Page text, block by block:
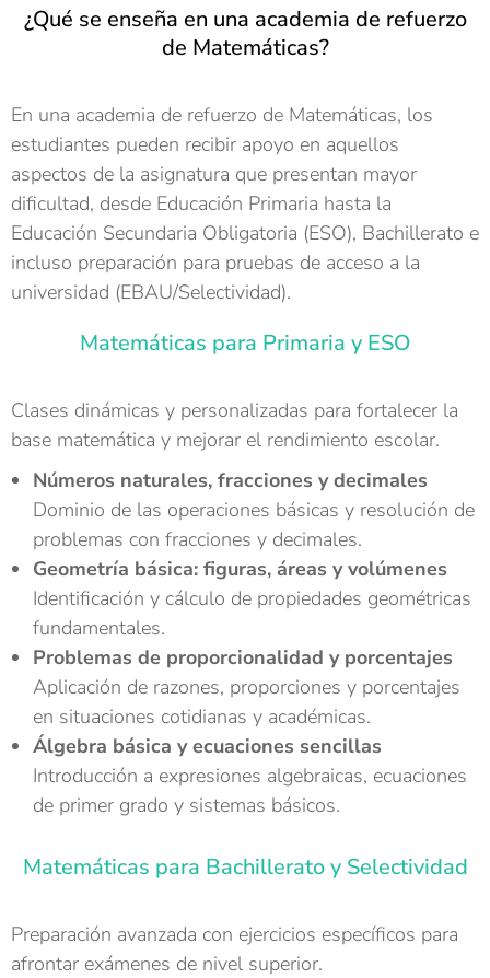
¿Qué se enseña en una academia de refuerzo
de Matemáticas?
En una academia de refuerzo de Matemáticas, los
estudiantes pueden recibir apoyo en aquellos
aspectos de la asignatura que presentan mayor
dificultad, desde Educación Primaria hasta la
Educación Secundaria Obligatoria (ESO), Bachillerato e
incluso preparación para pruebas de acceso a la
universidad (EBAU/Selectividad).
Matemáticas para Primaria y ESO
Clases dinámicas y personalizadas para fortalecer la
base matemática y mejorar el rendimiento escolar.
Números naturales, fracciones y decimales
Dominio de las operaciones básicas y resolución de
problemas con fracciones y decimales.
Geometría básica: figuras, áreas y volúmenes
Identificación y cálculo de propiedades geométricas
fundamentales.
Problemas de proporcionalidad y porcentajes
Aplicación de razones, proporciones y porcentajes
en situaciones cotidianas y académicas.
Álgebra básica y ecuaciones sencillas
Introducción a expresiones algebraicas, ecuaciones
de primer grado y sistemas básicos.
Matemáticas para Bachillerato y Selectividad
Preparación avanzada con ejercicios específicos para
afrontar exámenes de nivel superior.